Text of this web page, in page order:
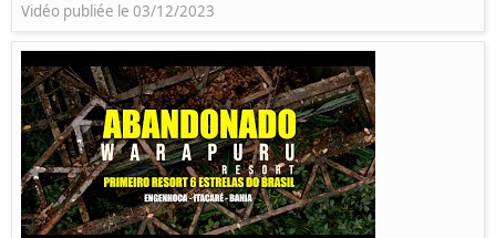
Vidéo publiée le 03/12/2023